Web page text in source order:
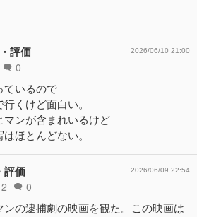
評価
0
2026/06/10 21:00
ているので
くけど面白い。
マンが含まれいるけど
ほとんどない。
評価
2 0
2026/06/09 22:54
ンの逮捕劇の映画を観た。この映画は